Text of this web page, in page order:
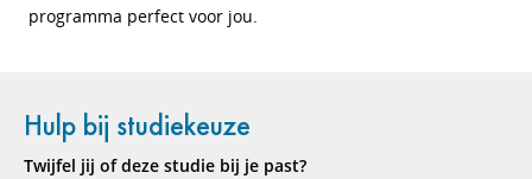
programma perfect voor jou.
Hulp bij studiekeuze
Twijfel jij of deze studie bij je past?